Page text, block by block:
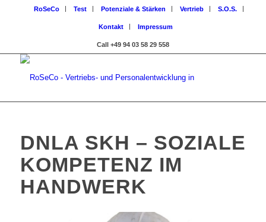
RoSeCo Test Potenziale & Stärken Vertrieb S.O.S.
Kontakt Impressum
Call +49 94 03 58 29 558
DNLA SKH – SOZIALE
KOMPETENZ IM
HANDWERK